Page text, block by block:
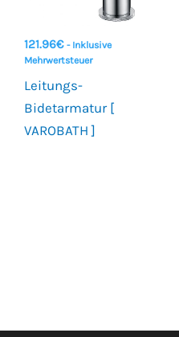
121.96€ - Inklusive
Mehrwertsteuer
Leitungs-
Bidetarmatur [
VAROBATH ]